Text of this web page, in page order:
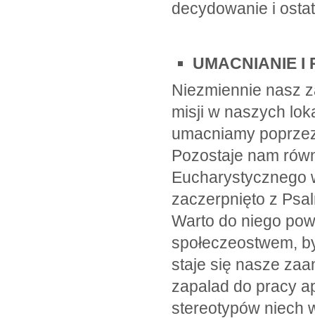
decydowanie i
UMACNIANIE I
Niezmiennie nasz
misji w naszych
umacniamy
Pozostaje nam
Eucharystycznego
zaczerpnięto z
Warto do niego
społeczeostwem,
staje się nasze
zapalad do pracy
stereotypów niech